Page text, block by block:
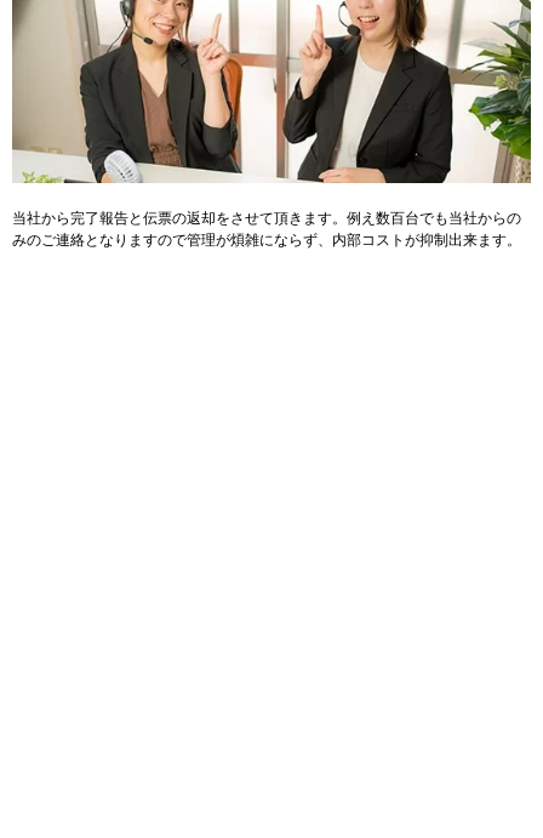
当社から完了報告と伝票の返却をさせて頂きます。例え数百台でも当社からの
みのご連絡となりますので管理が煩雑にならず、内部コストが抑制出来ます。